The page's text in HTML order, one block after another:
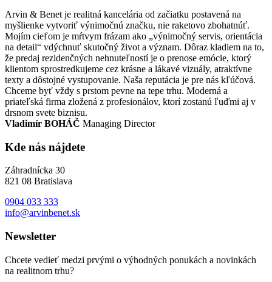
Arvin & Benet je realitná kancelária od začiatku postavená na
myšlienke vytvoriť výnimočnú značku, nie raketovo zbohatnúť.
Mojím cieľom je mŕtvym frázam ako „výnimočný servis, orientácia
na detail“ vdýchnuť skutočný život a význam. Dôraz kladiem na to,
že predaj rezidenčných nehnuteľností je o prenose emócie, ktorý
klientom sprostredkujeme cez krásne a lákavé vizuály, atraktívne
texty a dôstojné vystupovanie. Naša reputácia je pre nás kľúčová.
Chceme byť vždy s prstom pevne na tepe trhu. Moderná a
priateľská firma zložená z profesionálov, ktorí zostanú ľuďmi aj v
drsnom svete biznisu.
Vladimír BOHÁČ Managing Director
Kde nás nájdete
Záhradnícka 30
821 08 Bratislava
0904 033 333
info@arvinbenet.sk
Newsletter
Chcete vedieť medzi prvými o výhodných ponukách a novinkách
na realitnom trhu?